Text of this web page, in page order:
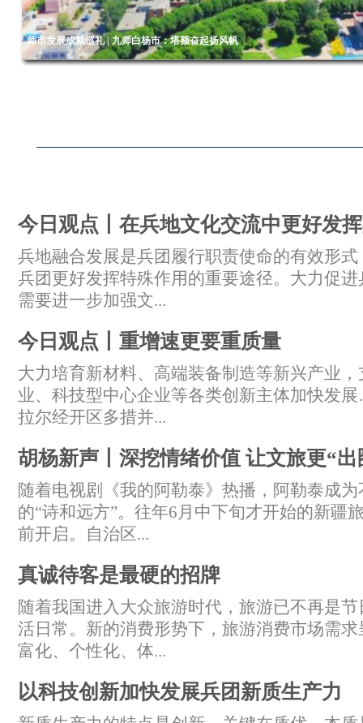
师市发展成就巡礼丨八师石河子市：戈壁明珠更璀璨
今日观点丨在兵地文化交流中更好发
兵地融合发展是兵团履行职责使命的有效形
兵团更好发挥特殊作用的重要途径。大力促
需要进一步加强文...
今日观点丨重增速更要重质量
大力培育新材料、高端装备制造等新兴产业
业、科技型中心企业等各类创新主体加快发
拉尔经开区多措并...
胡杨新声丨深挖情绪价值 让文旅更“出
随着电视剧《我的阿勒泰》热播，阿勒泰成
的“诗和远方”。往年6月中下旬才开始的新疆
前开启。自治区...
真诚待客是最硬的招牌
随着我国进入大众旅游时代，旅游已不再是
活日常。新的消费形势下，旅游消费市场需
富化、个性化、体...
以科技创新加快发展兵团新质生产力